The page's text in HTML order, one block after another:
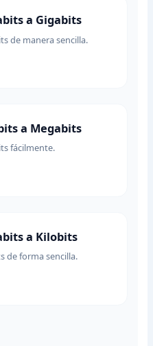
a Gigabits
de manera sencilla.
a Megabits
fácilmente.
a Kilobits
de forma sencilla.